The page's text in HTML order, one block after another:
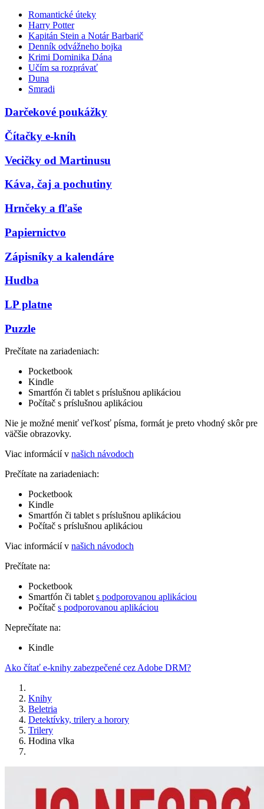
Romantické úteky
Harry Potter
Kapitán Stein a Notár Barbarič
Denník odvážneho bojka
Krimi Dominika Dána
Učím sa rozprávať
Duna
Smradi
Darčekové poukážky
Čítačky e-kníh
Vecičky od Martinusu
Káva, čaj a pochutiny
Hrnčeky a fľaše
Papiernictvo
Zápisníky a kalendáre
Hudba
LP platne
Puzzle
Prečítate na zariadeniach:
Pocketbook
Kindle
Smartfón či tablet s príslušnou aplikáciou
Počítač s príslušnou aplikáciou
Nie je možné meniť veľkosť písma, formát je preto vhodný skôr pre
väčšie obrazovky.
Viac informácií v našich návodoch
Prečítate na zariadeniach:
Pocketbook
Kindle
Smartfón či tablet s príslušnou aplikáciou
Počítač s príslušnou aplikáciou
Viac informácií v našich návodoch
Prečítate na:
Pocketbook
Smartfón či tablet s podporovanou aplikáciou
Počítač s podporovanou aplikáciou
Neprečítate na:
Kindle
Ako čítať e-knihy zabezpečené cez Adobe DRM?
Knihy
Beletria
Detektívky, trilery a horory
Trilery
Hodina vlka